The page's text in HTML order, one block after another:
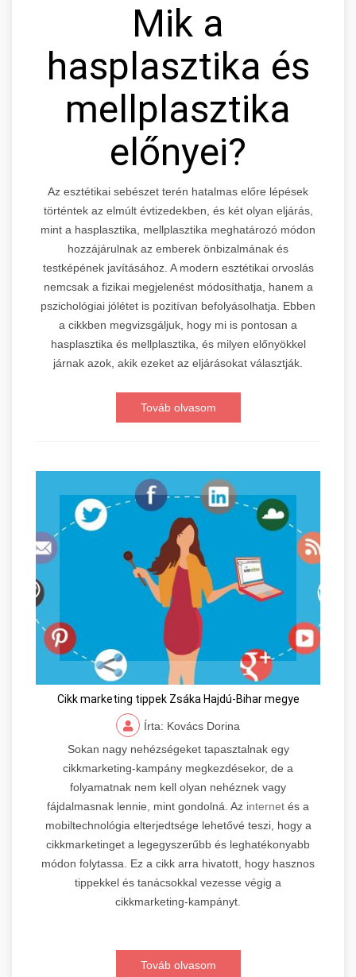
Mik a
hasplasztika és
mellplasztika
előnyei?
Az esztétikai sebészet terén hatalmas előre lépések
történtek az elmúlt évtizedekben, és két olyan eljárás,
mint a hasplasztika, mellplasztika meghatározó módon
hozzájárulnak az emberek önbizalmának és
testképének javításához. A modern esztétikai orvoslás
nemcsak a fizikai megjelenést módosíthatja, hanem a
pszichológiai jólétet is pozitívan befolyásolhatja. Ebben
a cikkben megvizsgáljuk, hogy mi is pontosan a
hasplasztika és mellplasztika, és milyen előnyökkel
járnak azok, akik ezeket az eljárásokat választják.
Továb olvasom
Cikk marketing tippek Zsáka Hajdú-Bihar megye
Írta: Kovács Dorina
Sokan nagy nehézségeket tapasztalnak egy
cikkmarketing-kampány megkezdésekor, de a
folyamatnak nem kell olyan nehéznek vagy
fájdalmasnak lennie, mint gondolná. Az internet és a
mobiltechnológia elterjedtsége lehetővé teszi, hogy a
cikkmarketinget a legegyszerűbb és leghatékonyabb
módon folytassa. Ez a cikk arra hivatott, hogy hasznos
tippekkel és tanácsokkal vezesse végig a
cikkmarketing-kampányt.
Továb olvasom